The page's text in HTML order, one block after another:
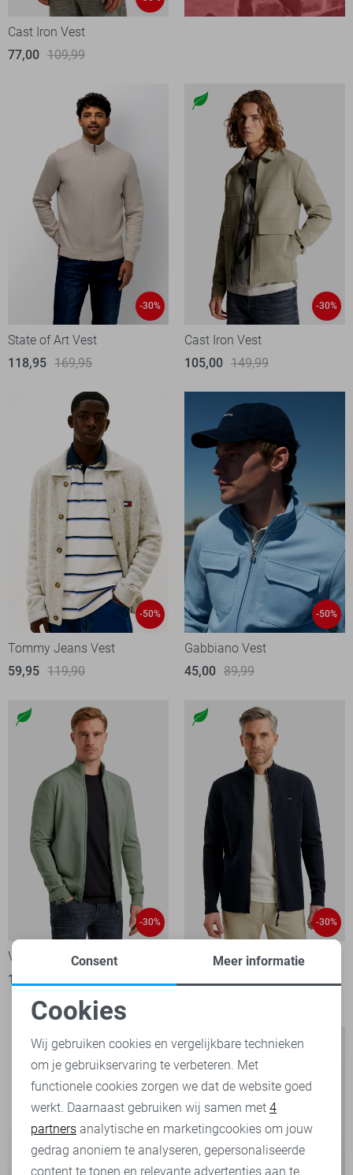
Cast Iron Vest
77,00 109,99
-30%
State of Art Vest
118,95 169,95
-30%
Cast Iron Vest
105,00 149,99
-50%
Tommy Jeans Vest
59,95 119,90
-50%
Gabbiano Vest
45,00 89,99
-30%
Vanguard Vest
112,00
-30%
Vanguard Vest
Noodzakelijke cookies
Personalisatie cookies
Analytische cookies
Marketing cookies
Consent Meer informatie
Cookies
Wij gebruiken cookies en vergelijkbare technieken
om je gebruikservaring te verbeteren. Met
functionele cookies zorgen we dat de website goed
werkt. Daarnaast gebruiken wij samen met 4
partners analytische en marketingcookies om jouw
gedrag anoniem te analyseren, gepersonaliseerde
content te tonen en relevante advertenties aan te